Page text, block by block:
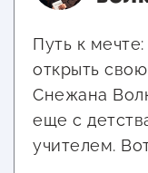
Путь к
открыть
Снежана
еще с
учителем.